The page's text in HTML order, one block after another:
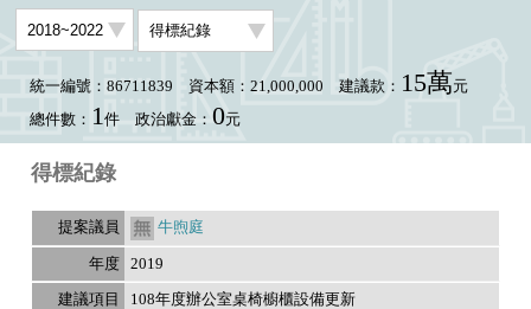
統一編號：86711839 資本額：21,000,000 建議款： 15萬元
總件數： 1件 政治獻金： 0元
得標紀錄
牛煦庭
2019
108年度辦公室桌椅櫥櫃設備更新